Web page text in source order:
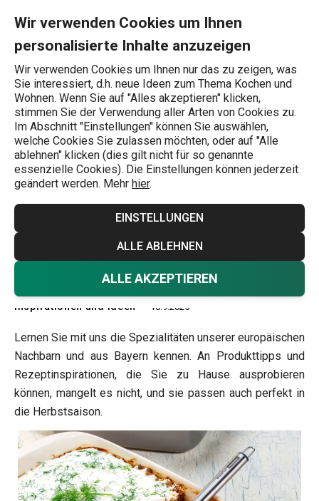
Wir verwenden Cookies um Ihnen
personalisierte Inhalte anzuzeigen
Wir verwenden Cookies um Ihnen nur das zu zeigen, was
Sie interessiert, d.h. neue Ideen zum Thema Kochen und
Wohnen. Wenn Sie auf "Alles akzeptieren" klicken,
stimmen Sie der Verwendung aller Arten von Cookies zu.
Im Abschnitt "Einstellungen" können Sie auswählen,
welche Cookies Sie zulassen möchten, oder auf "Alle
ablehnen" klicken (dies gilt nicht für so genannte
essenzielle Cookies). Die Einstellungen können jederzeit
geändert werden. Mehr hier.
EINSTELLUNGEN
ALLE ABLEHNEN
ALLE AKZEPTIEREN
Wonach suchen Sie?
Inspirationen und Ideen
Kulinarische
Spezialitäten aus
Ungarn, der
Slowakei und
Bayern
Inspirationen und Ideen 10.9.2025
Lernen Sie mit uns die Spezialitäten unserer europäischen
Nachbarn und aus Bayern kennen. An Produkttipps und
Rezeptinspirationen, die Sie zu Hause ausprobieren
können, mangelt es nicht, und sie passen auch perfekt in
die Herbstsaison.